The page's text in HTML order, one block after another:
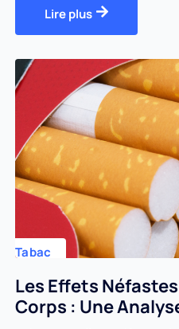
Lire plus
Tabac
Les Effets
Corps : Une